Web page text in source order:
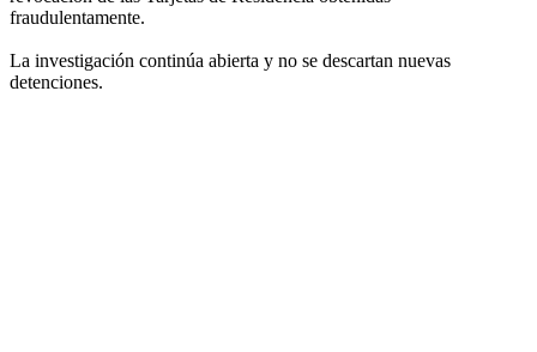
fraudulentamente.
La investigación continúa abierta y no se descartan nuevas
detenciones.